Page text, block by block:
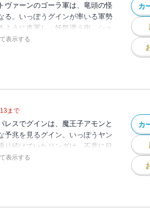
ヴァーンのゴーラ軍は、竜頭の怪
る。いっぽうグインが率いる軍勢
ように進軍し、妖気漂う街、シュ
見し、ヤンダル・ゾックはナリス
表示する
カ
まで
レスでグインは、魔王子アモンと
予兆を見るグイン。いっぽうヤン
り続けていたリンダは、不意に目
口にする。その言葉にしたがい、
表示する
カ